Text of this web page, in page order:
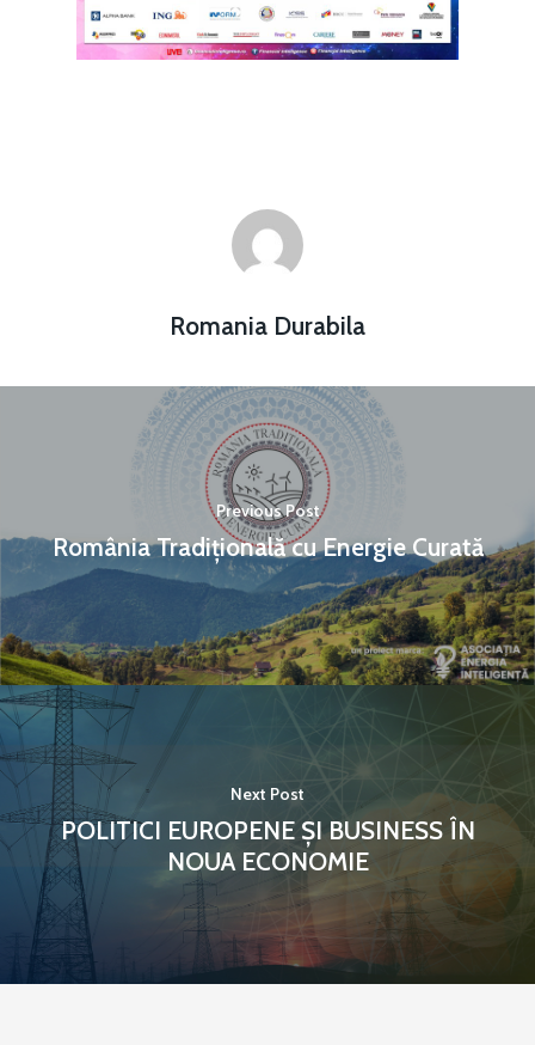
Romania Durabila
Previous Post
România Tradițională cu Energie Curată
Next Post
POLITICI EUROPENE ȘI BUSINESS ÎN
NOUA ECONOMIE